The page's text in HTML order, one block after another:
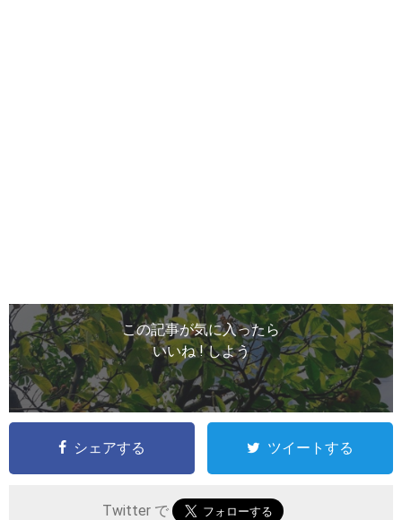
この記事が気に入ったら
いいね ! しよう
シェアする ツイートする
Twitter で